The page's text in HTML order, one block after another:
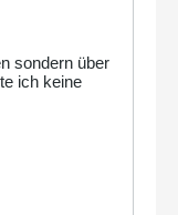
sondern über
ich keine